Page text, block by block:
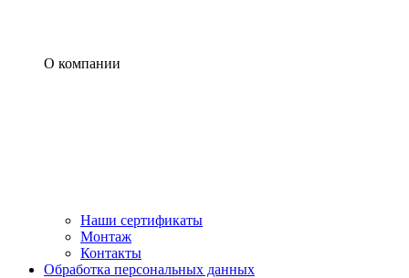
О компании
Наши сертификаты
Монтаж
Контакты
Обработка персональных данных